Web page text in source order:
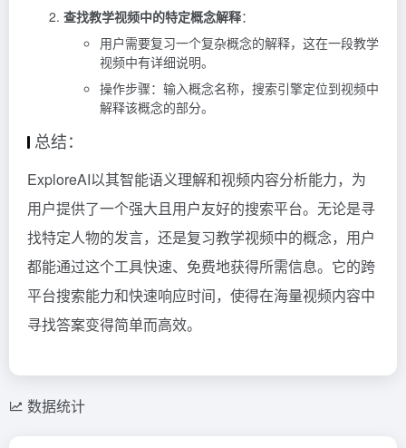
查找教学视频中的特定概念解释：
用户需要复习一个复杂概念的解释，这在一段教学
视频中有详细说明。
操作步骤：输入概念名称，搜索引擎定位到视频中
解释该概念的部分。
总结：
ExploreAI以其智能语义理解和视频内容分析能力，为
用户提供了一个强大且用户友好的搜索平台。无论是寻
找特定人物的发言，还是复习教学视频中的概念，用户
都能通过这个工具快速、免费地获得所需信息。它的跨
平台搜索能力和快速响应时间，使得在海量视频内容中
寻找答案变得简单而高效。
数据统计